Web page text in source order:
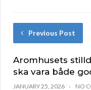
Previous Post
Aromhusets
ska vara både
JANUARY 25, 2026 NO